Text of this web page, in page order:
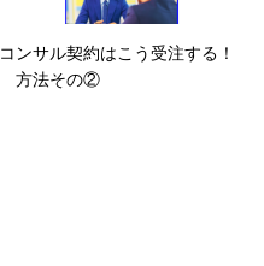
コンサル契約はこう受注する！
方法その②